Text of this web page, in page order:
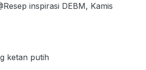
inspirasi DEBM, Kamis
ketan putih